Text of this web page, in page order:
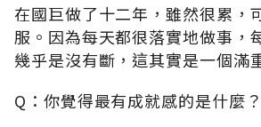
在國巨做了十二年，雖然很累，
服。因為每天都很落實地做事，
幾乎是沒有斷，這其實是一個滿
Q：你覺得最有成就感的是什麼？